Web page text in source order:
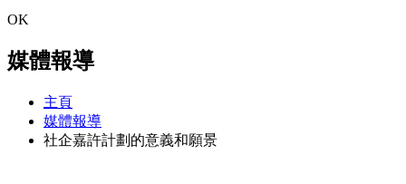
OK
媒體報導
主頁
媒體報導
社企嘉許計劃的意義和願景